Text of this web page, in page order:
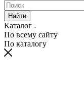
Найти
Каталог
По всему сайту
По каталогу